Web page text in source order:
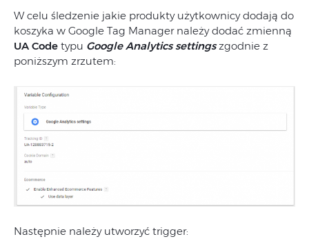
W celu śledzenie jakie produkty użytkownicy dodają do
koszyka w Google Tag Manager należy dodać zmienną
UA Code typu Google Analytics settingszgodnie z
poniższym zrzutem:
Następnie należy utworzyć trigger: